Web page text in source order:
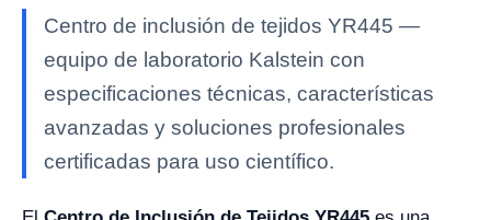
Centro de inclusión de tejidos YR445 —
equipo de laboratorio Kalstein con
especificaciones técnicas, características
avanzadas y soluciones profesionales
certificadas para uso científico.